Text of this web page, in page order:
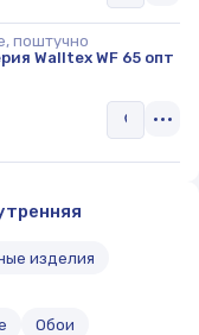
поштучно
Walltex WF 65 опт
изделия
Обои